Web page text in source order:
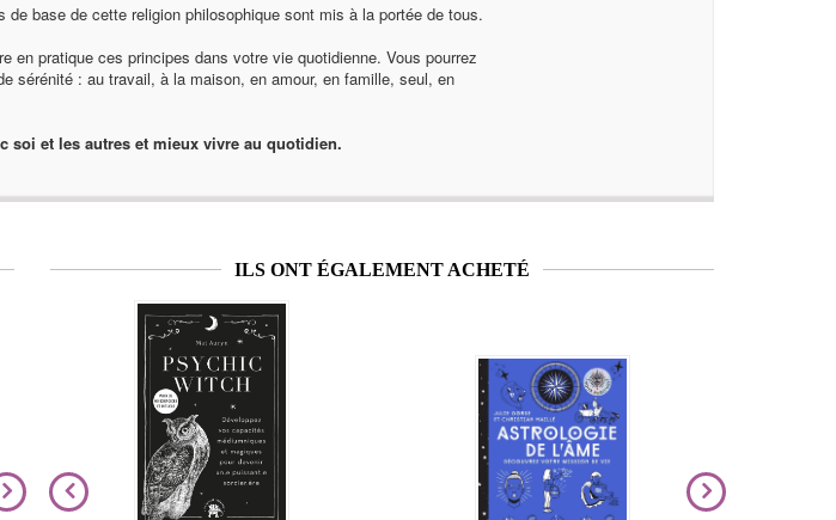
base de cette religion philosophique sont mis à la portée de tous.
pratique ces principes dans votre vie quotidienne. Vous pourrez
sérénité : au travail, à la maison, en amour, en famille, seul, en
soi et les autres et mieux vivre au quotidien.
Nouveauté Nouveauté
ILS ONT ÉGALEMENT ACHETÉ